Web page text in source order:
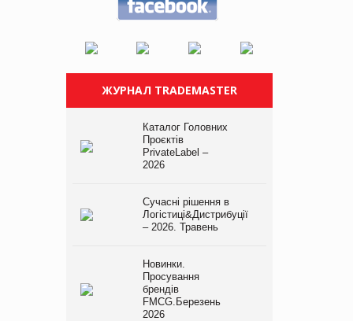
ЖУРНАЛ TRADEMASTER
Каталог Головних
Проєктів
PrivateLabel –
2026
Сучасні рішення в
Логістиці&Дистрибуції
– 2026. Травень
Новинки.
Просування
брендів
FMCG.Березень
2026